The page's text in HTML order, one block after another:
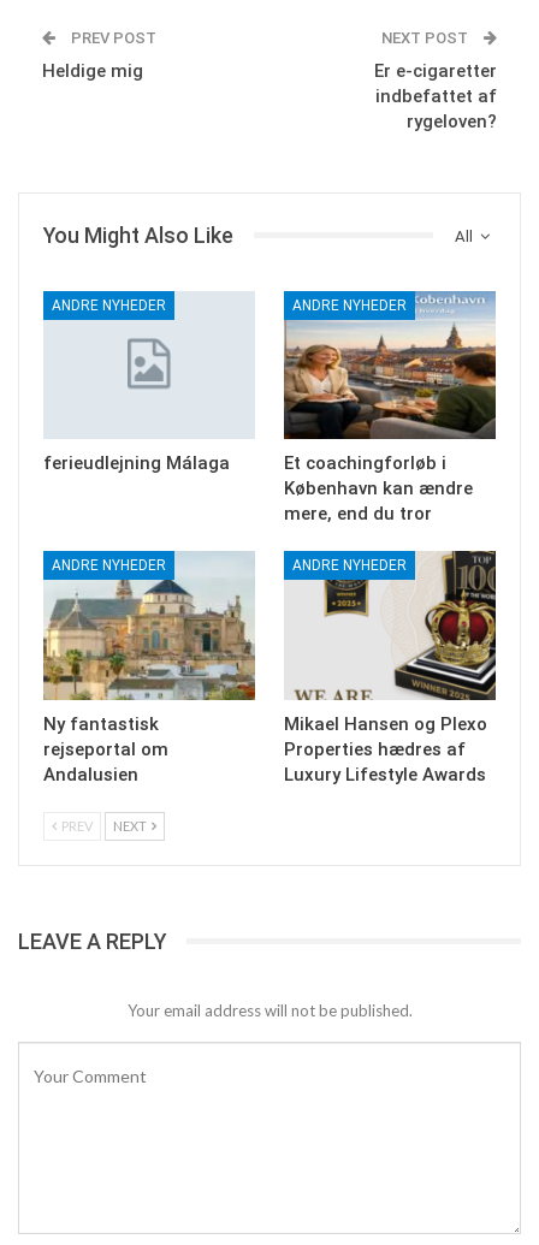
PREV POST
Heldige mig
NEXT POST
Er e-cigaretter
indbefattet af
rygeloven?
All
You Might Also Like
ANDRE NYHEDER
ferieudlejning Málaga
ANDRE NYHEDER
Et coachingforløb i
København kan ændre
mere, end du tror
ANDRE NYHEDER
Ny fantastisk
rejseportal om
Andalusien
ANDRE NYHEDER
Mikael Hansen og Plexo
Properties hædres af
Luxury Lifestyle Awards
PREV NEXT
LEAVE A REPLY
Your email address will not be published.